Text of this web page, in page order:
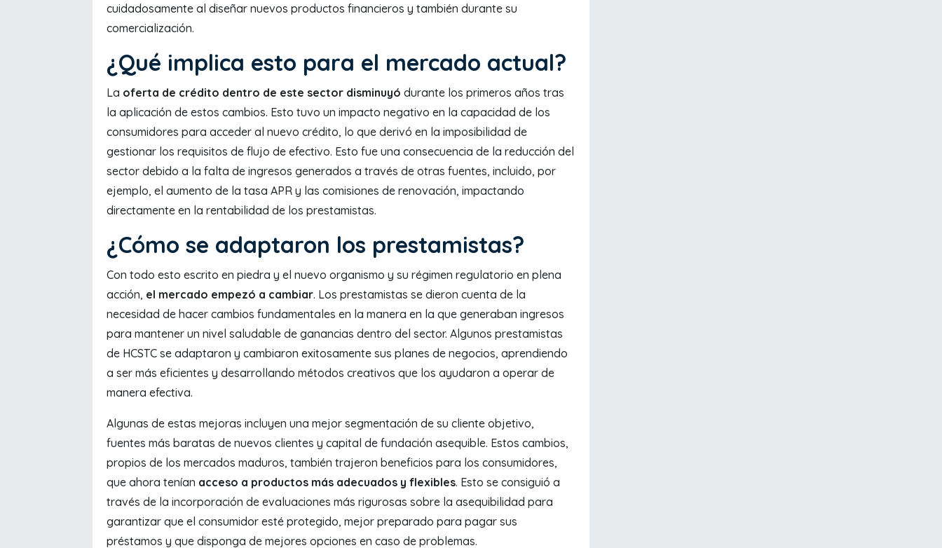
cuidadosamente al diseñar nuevos productos financieros y también durante su
comercialización.
¿Qué implica esto para el mercado actual?
La oferta de crédito dentro de este sector disminuyó durante los primeros años tras
la aplicación de estos cambios. Esto tuvo un impacto negativo en la capacidad de los
consumidores para acceder al nuevo crédito, lo que derivó en la imposibilidad de
gestionar los requisitos de flujo de efectivo. Esto fue una consecuencia de la reducción del
sector debido a la falta de ingresos generados a través de otras fuentes, incluido, por
ejemplo, el aumento de la tasa APR y las comisiones de renovación, impactando
directamente en la rentabilidad de los prestamistas.
¿Cómo se adaptaron los prestamistas?
Con todo esto escrito en piedra y el nuevo organismo y su régimen regulatorio en plena
acción, el mercado empezó a cambiar. Los prestamistas se dieron cuenta de la
necesidad de hacer cambios fundamentales en la manera en la que generaban ingresos
para mantener un nivel saludable de ganancias dentro del sector. Algunos prestamistas
de HCSTC se adaptaron y cambiaron exitosamente sus planes de negocios, aprendiendo
a ser más eficientes y desarrollando métodos creativos que los ayudaron a operar de
manera efectiva.
Algunas de estas mejoras incluyen una mejor segmentación de su cliente objetivo,
fuentes más baratas de nuevos clientes y capital de fundación asequible. Estos cambios,
propios de los mercados maduros, también trajeron beneficios para los consumidores,
que ahora tenían acceso a productos más adecuados y flexibles. Esto se consiguió a
través de la incorporación de evaluaciones más rigurosas sobre la asequibilidad para
garantizar que el consumidor esté protegido, mejor preparado para pagar sus
préstamos y que disponga de mejores opciones en caso de problemas.